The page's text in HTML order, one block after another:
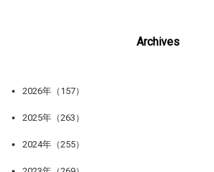
Archives
2026年（157）
2025年（263）
2024年（255）